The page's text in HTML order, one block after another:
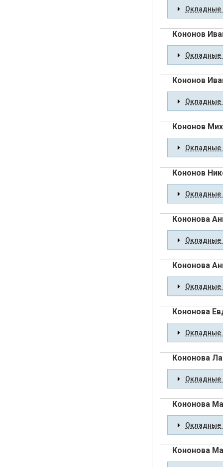
Окладные
Кононов
Окладные
Кононов
Окладные
Кононов
Окладные
Кононов
Окладные
Кононова
Окладные
Кононова
Окладные
Кононова
Окладные
Кононова
Окладные
Кононова
Окладные
Кононова